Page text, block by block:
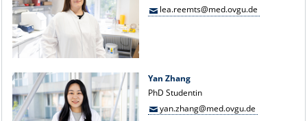
lea.reemts@med.ovgu.de
Yan Zhang
PhD Studentin
yan.zhang@med.ovgu.de